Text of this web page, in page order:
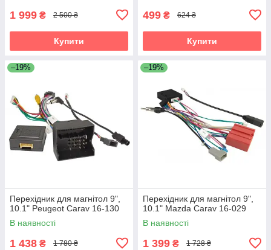
1 999 ₴ 2 500 ₴
Купити
499 ₴ 624 ₴
Купити
–19%
Перехідник для магнітол 9",
10.1" Peugeot Carav 16-130
В наявності
1 438 ₴ 1 780 ₴
–19%
Перехідник для магнітол 9",
10.1" Mazda Carav 16-029
В наявності
1 399 ₴ 1 728 ₴